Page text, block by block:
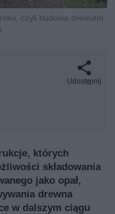
czyli budowa drewutni
Udostępnij
których
składowania
jako opał,
drewna
w dalszym ciągu